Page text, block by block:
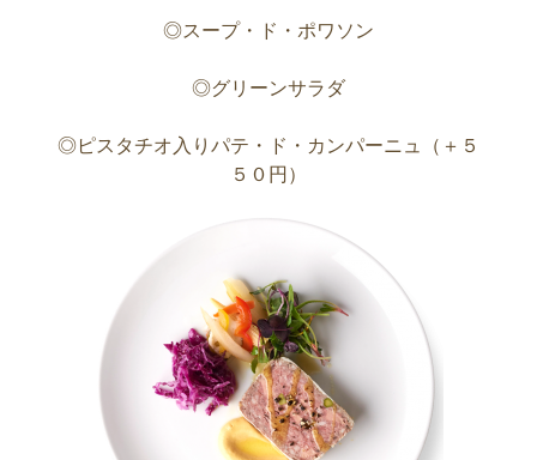
◎スープ・ド・ポワソン
◎グリーンサラダ
◎ピスタチオ入りパテ・ド・カンパーニュ（＋５
５０円）